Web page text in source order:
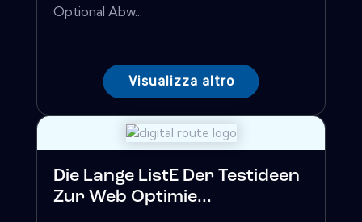
Optional Abw...
Visualizza altro
Die Lange ListE Der Testideen
Zur Web Optimie...